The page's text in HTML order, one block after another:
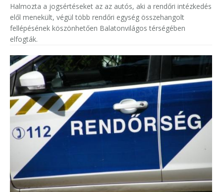
Halmozta a jogsértéseket az az autós, aki a rendőri intézkedés
elől menekült, végül több rendőri egység összehangolt
fellépésének köszönhetően Balatonvilágos térségében
elfogták.